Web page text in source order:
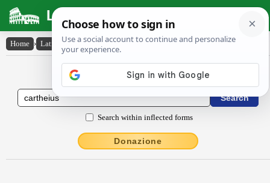
Latin Dictionary
Home › Latin-English › Cartheius
Latin to English Dictionary
Search within inflected forms
Donazione